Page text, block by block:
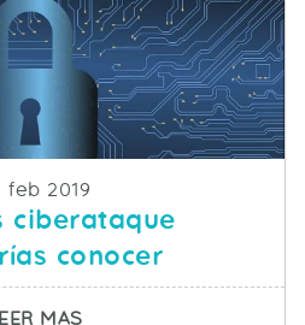
de publicacion
feb 2019
ciberataque
conocer
MASSOBRE LOS 9 TIPOS